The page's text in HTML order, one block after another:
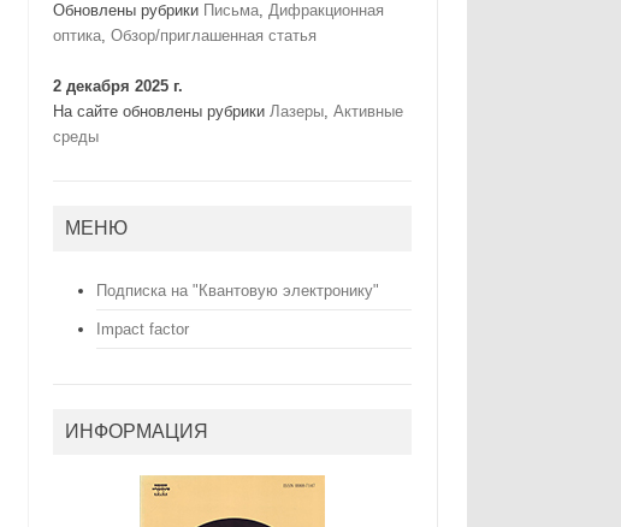
Обновлены рубрики Письма,Дифракционная
оптика,Обзор/приглашенная статья
2 декабря 2025 г.
На сайте обновлены рубрикиЛазеры,Активные
среды
МЕНЮ
Подписка на "Квантовую электронику"
Impact factor
ИНФОРМАЦИЯ